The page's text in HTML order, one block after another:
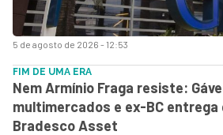
5 de agosto de 2026 - 12:53
FIM DE UMA ERA
Nem Armínio Fraga resiste:
multimercados e ex-BC entrega
Bradesco Asset